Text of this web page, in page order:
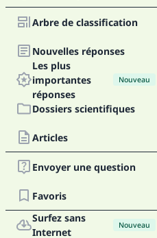
Arbre de classification
Nouvelles réponses
Les plus
importantes
réponses
Nouveau
Dossiers scientifiques
Articles
Envoyer une question
Favoris
Surfez sans
Internet
Nouveau